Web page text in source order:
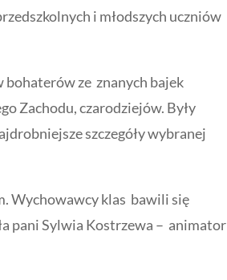
i młodszych uczniów
bohaterów ze znanych bajek
Zachodu, czarodziejów. Były
szczegóły wybranej
Wychowawcy klas bawili się
pani Sylwia Kostrzewa – animator